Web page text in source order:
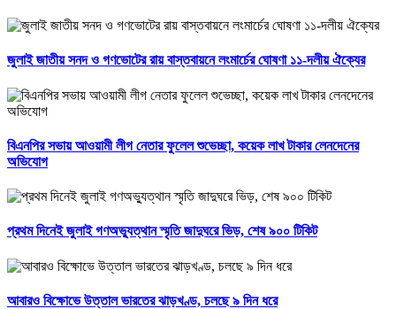
জুলাই জাতীয় সনদ ও গণভোটের রায় বাস্তবায়নে লংমার্চের ঘোষণা ১১-দলীয় ঐক্যের
বিএনপির সভায় আওয়ামী লীগ নেতার ফুলেল শুভেচ্ছা, কয়েক লাখ টাকার লেনদেনের
অভিযোগ
প্রথম দিনেই জুলাই গণঅভ্যুত্থান স্মৃতি জাদুঘরে ভিড়, শেষ ৯০০ টিকিট
আবারও বিক্ষোভে উত্তাল ভারতের ঝাড়খণ্ড, চলছে ৯ দিন ধরে